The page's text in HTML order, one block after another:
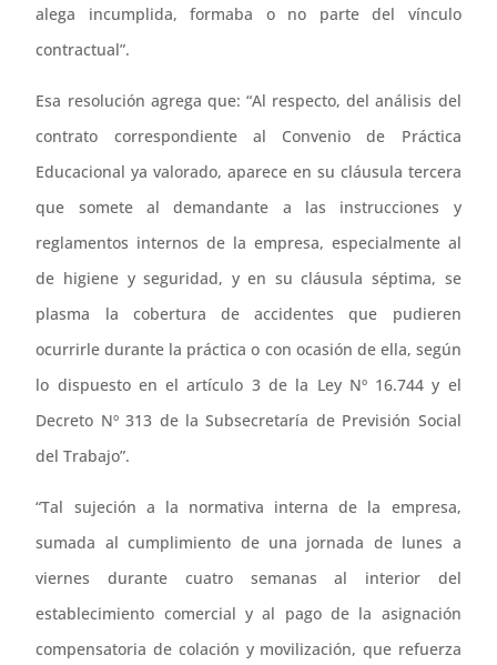
alega incumplida, formaba o no parte del vínculo
contractual”.
Esa resolución agrega que: “Al respecto, del análisis del
contrato correspondiente al Convenio de Práctica
Educacional ya valorado, aparece en su cláusula tercera
que somete al demandante a las instrucciones y
reglamentos internos de la empresa, especialmente al
de higiene y seguridad, y en su cláusula séptima, se
plasma la cobertura de accidentes que pudieren
ocurrirle durante la práctica o con ocasión de ella, según
lo dispuesto en el artículo 3 de la Ley Nº 16.744 y el
Decreto Nº 313 de la Subsecretaría de Previsión Social
del Trabajo”.
“Tal sujeción a la normativa interna de la empresa,
sumada al cumplimiento de una jornada de lunes a
viernes durante cuatro semanas al interior del
establecimiento comercial y al pago de la asignación
compensatoria de colación y movilización, que refuerza